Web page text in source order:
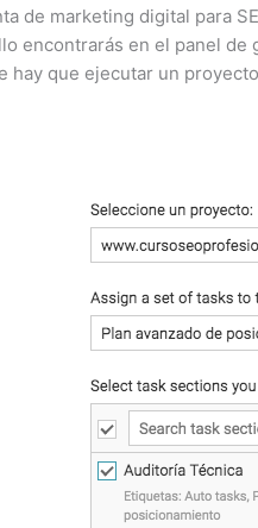
de marketing digital para
encontrarás en el panel
que ejecutar un